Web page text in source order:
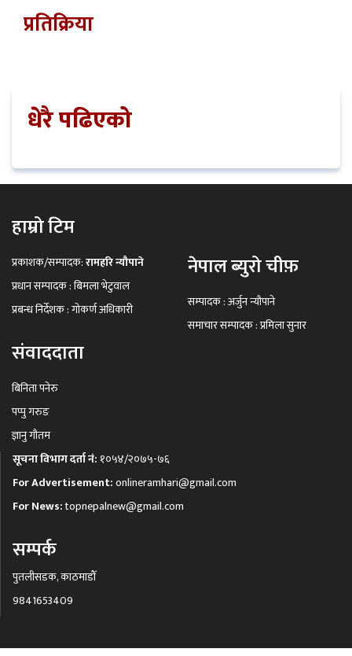
प्रतिक्रिया
धेरै पढिएको
हाम्रो टिम
प्रकाशक/सम्पादक:रामहरि न्यौपाने
प्रधान सम्पादक : बिमला भेटुवाल
प्रबन्ध निर्देशक : गोकर्ण अधिकारी
नेपाल ब्युरो चीफ़
सम्पादक : अर्जुन न्यौपाने
समाचार सम्पादक : प्रमिला सुनार
संवाददाता
बिनिता पनेरु
पप्पु गरुङ
ज्ञानु गौतम
सूचना विभाग दर्ता नं: १०५४/२०७५-७६
For Advertisement:onlineramhari@gmail.com
For News:topnepalnew@gmail.com
सम्पर्क
पुतलीसडक, काठमाडौँ
9841653409